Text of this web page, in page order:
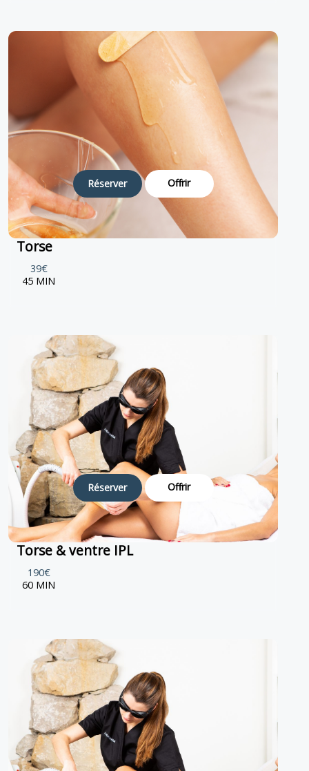
Réserver Offrir
Torse
39€
45 MIN
Réserver Offrir
Torse & ventre IPL
190€
60 MIN